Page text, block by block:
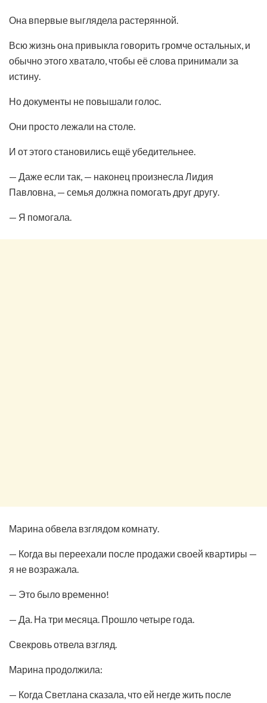
Она впервые выглядела растерянной.
Всю жизнь она привыкла говорить громче остальных, и
обычно этого хватало, чтобы её слова принимали за
истину.
Но документы не повышали голос.
Они просто лежали на столе.
И от этого становились ещё убедительнее.
— Даже если так, — наконец произнесла Лидия
Павловна, — семья должна помогать друг другу.
— Я помогала.
Марина обвела взглядом комнату.
— Когда вы переехали после продажи своей квартиры —
я не возражала.
— Это было временно!
— Да. На три месяца. Прошло четыре года.
Свекровь отвела взгляд.
Марина продолжила:
— Когда Светлана сказала, что ей негде жить после